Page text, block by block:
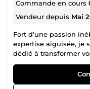
Commande en cours
Vendeur depuis Mai
Fort d'une passion
expertise aiguisée, je
dédié à transformer
parcours est jalonné
du numérique, où j'ai
innovation et rigueur.